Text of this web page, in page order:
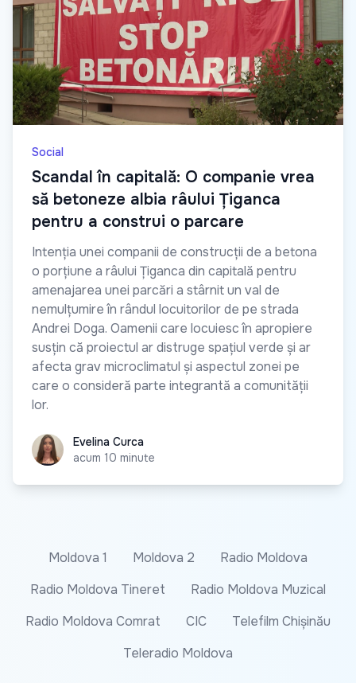
Social
Scandal în capitală: O companie vrea
să betoneze albia râului Țiganca
pentru a construi o parcare
Intenția unei companii de construcții de a betona
o porțiune a râului Țiganca din capitală pentru
amenajarea unei parcări a stârnit un val de
nemulțumire în rândul locuitorilor de pe strada
Andrei Doga. Oamenii care locuiesc în apropiere
susțin că proiectul ar distruge spațiul verde și ar
afecta grav microclimatul și aspectul zonei pe
care o consideră parte integrantă a comunității
lor.
Evelina CurcaEvelina Curca
acum 10 minute
Moldova 1 Moldova 2
Radio Moldova
Radio Moldova Tineret
Radio Moldova Muzical
Radio Moldova Comrat
CIC
Telefilm Chișinău
Teleradio Moldova